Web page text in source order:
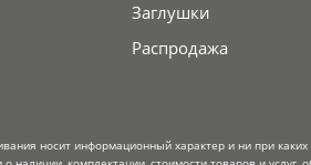
Заглушки
Распродажа
носит информационный характер и ни при